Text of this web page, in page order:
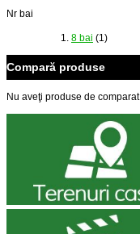
Nr bai
8 bai (1)
Compară produse
Nu aveţi produse de comparat